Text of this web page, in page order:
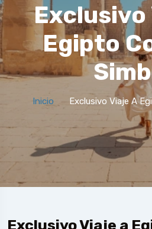
Exclusivo
Egipto
Inicio Exclusivo Viaje A
Exclusivo Viaje a